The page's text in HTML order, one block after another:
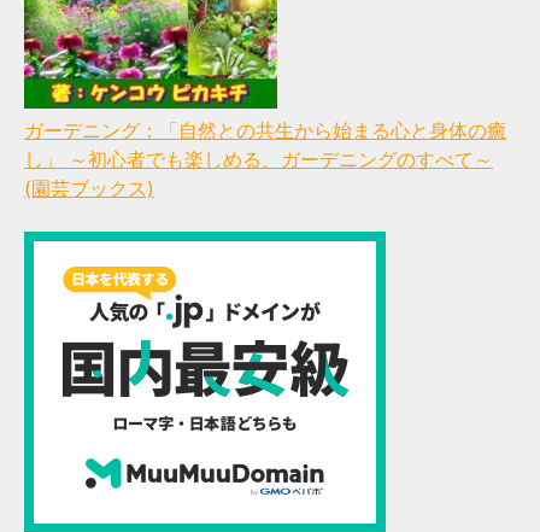
ガーデニング：「自然との共生から始まる心と身体の癒
し」 ～初心者でも楽しめる、ガーデニングのすべて～
(園芸ブックス)